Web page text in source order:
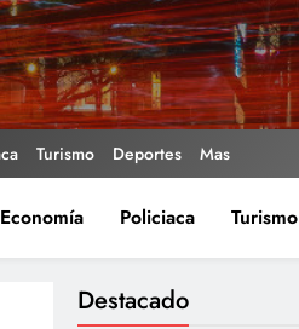
Turismo Deportes Mas
Economía Policiaca Turismo
Destacado